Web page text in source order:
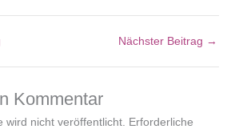
Nächster Beitrag →
Kommentar
wird nicht veröffentlicht. Erforderliche